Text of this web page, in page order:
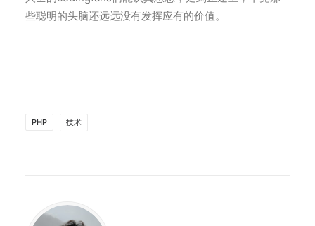
些聪明的头脑还远远没有发挥应有的价值。
PHP 技术